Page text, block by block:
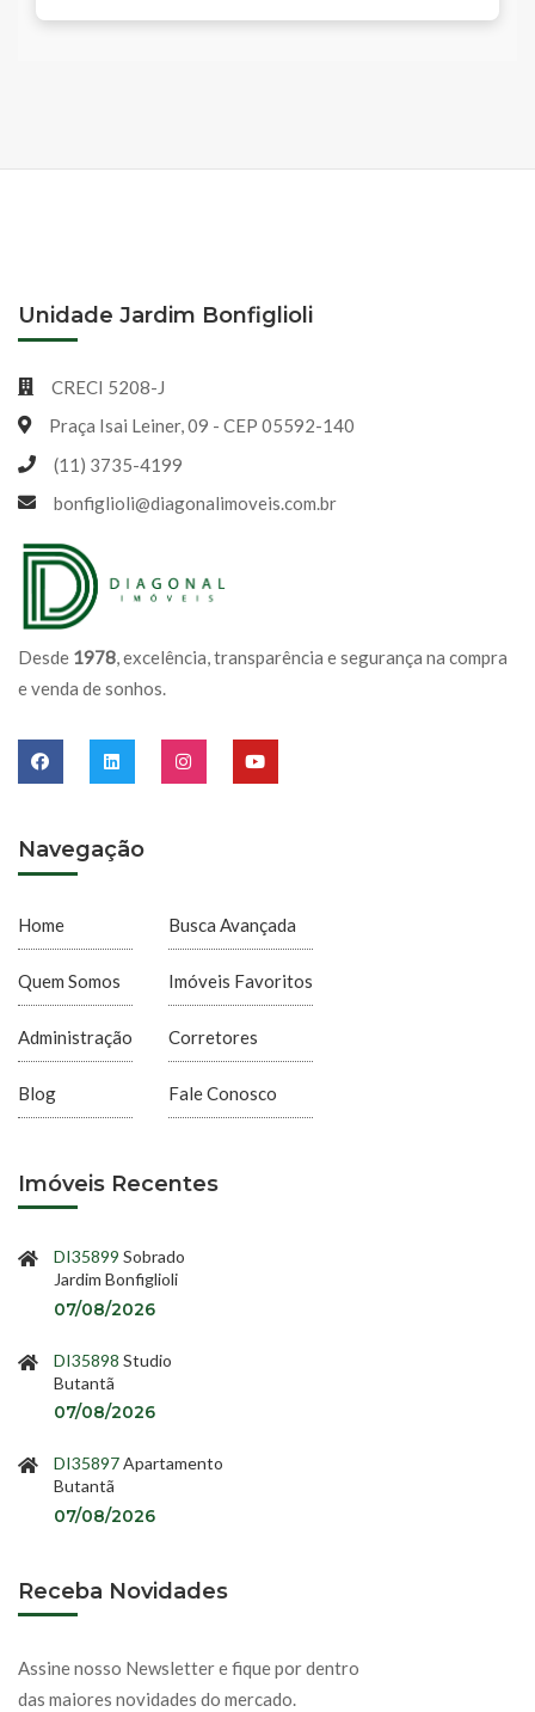
Desde 1978, excelência, transparência e segurança na compra
e venda de sonhos.
Navegação
Home
Quem Somos
Administração
Blog
Busca Avançada
Imóveis Favoritos
Corretores
Fale Conosco
Imóveis Recentes
DI35899 Sobrado
Jardim Bonfiglioli
07/08/2026
DI35898 Studio
Butantã
07/08/2026
DI35897Apartamento
Butantã
07/08/2026
Receba Novidades
Assine nosso Newsletter e fique por dentro
das maiores novidades do mercado.
Unidade Jardim Bonfiglioli
CRECI 5208-J
Praça Isai Leiner, 09 - CEP 05592-140
(11) 3735-4199
bonfiglioli@diagonalimoveis.com.br